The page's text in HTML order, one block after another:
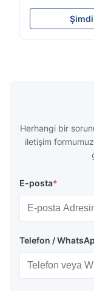
Sıcak/soğuk
çelik bobin
316L 321 ASTM
Herhangi bir
iletişim
E-posta*
Telefon /